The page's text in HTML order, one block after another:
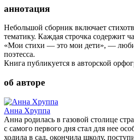
аннотация
Небольшой сборник включает
тематику. Каждая строчка содержит
«Мои стихи — это мои дети», —
поэтесса.
Книга публикуется в авторской
об авторе
Анна Хруппа
Анна родилась в газовой столице
с самого первого дня стал для нее
ходила в сад, окончила школу,